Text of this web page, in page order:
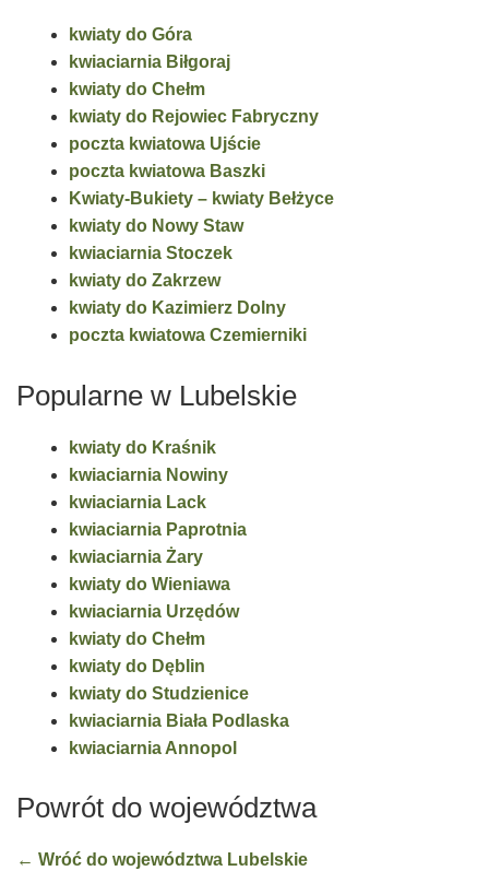
kwiaty do Góra
kwiaciarnia Biłgoraj
kwiaty do Chełm
kwiaty do Rejowiec Fabryczny
poczta kwiatowa Ujście
poczta kwiatowa Baszki
Kwiaty-Bukiety – kwiaty Bełżyce
kwiaty do Nowy Staw
kwiaciarnia Stoczek
kwiaty do Zakrzew
kwiaty do Kazimierz Dolny
poczta kwiatowa Czemierniki
Popularne w Lubelskie
kwiaty do Kraśnik
kwiaciarnia Nowiny
kwiaciarnia Lack
kwiaciarnia Paprotnia
kwiaciarnia Żary
kwiaty do Wieniawa
kwiaciarnia Urzędów
kwiaty do Chełm
kwiaty do Dęblin
kwiaty do Studzienice
kwiaciarnia Biała Podlaska
kwiaciarnia Annopol
Powrót do województwa
← Wróć do województwa Lubelskie